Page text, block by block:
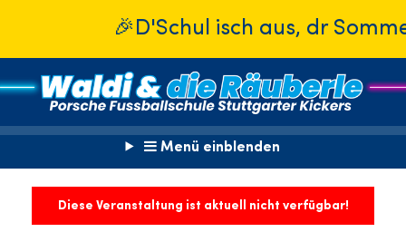
Menü einblenden
Diese Veranstaltung ist aktuell nicht verfügbar!
🎉D'Schul isch aus, dr Sommer